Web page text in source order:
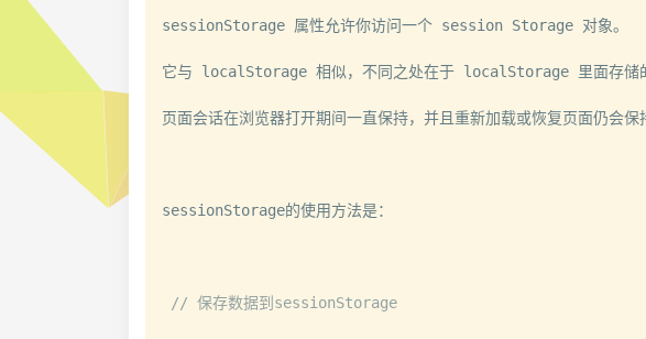
sessionStorage 属性允许你访问一个 session Storage 对象。
它与 localStorage 相似，不同之处在于 localStorage 里面存储的
页面会话在浏览器打开期间一直保持，并且重新加载或恢复页面仍会保
sessionStorage的使用方法是：
// 保存数据到sessionStorage